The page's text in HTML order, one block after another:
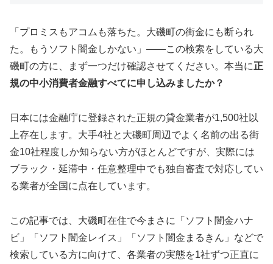
「プロミスもアコムも落ちた。大磯町の街金にも断られ
た。もうソフト闇金しかない」——この検索をしている大
磯町の方に、まず一つだけ確認させてください。本当に正
規の中小消費者金融すべてに申し込みましたか？
日本には金融庁に登録された正規の貸金業者が1,500社以
上存在します。大手4社と大磯町周辺でよく名前の出る街
金10社程度しか知らない方がほとんどですが、実際には
ブラック・延滞中・任意整理中でも独自審査で対応してい
る業者が全国に点在しています。
この記事では、大磯町在住で今まさに「ソフト闇金ハナ
ビ」「ソフト闇金レイス」「ソフト闇金まるきん」などで
検索している方に向けて、各業者の実態を1社ずつ正直に